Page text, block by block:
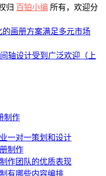
归 百铂小编 所有，欢迎分
画册方案满足多元市场
轴设计受到广泛欢迎（上
制作
一对一策划和设计
制作
作团队的优质表现
有哪些内容编排